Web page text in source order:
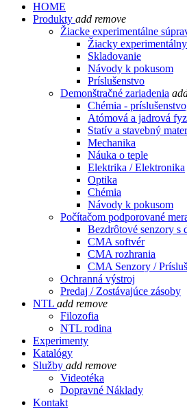
HOME
Produkty add remove
Žiacke experimentálne
Žiacky
Skladovanie
Návody k pokusom
Príslušenstvo
Demonštračné zariadenia
Chémia -
Atómová a jadrová
Statív a stavebný
Mechanika
Náuka o teple
Elektrika / Elektronika
Optika
Chémia
Návody k pokusom
Počítačom podporované
Bezdrôtové senzory s
CMA softvér
CMA rozhrania
CMA Senzory /
Ochranná výstroj
Predaj / Zostávajúce zásoby
NTL add remove
Filozofia
NTL rodina
Experimenty
Katalógy
Služby add remove
Videotéka
Dopravné Náklady
Kontakt